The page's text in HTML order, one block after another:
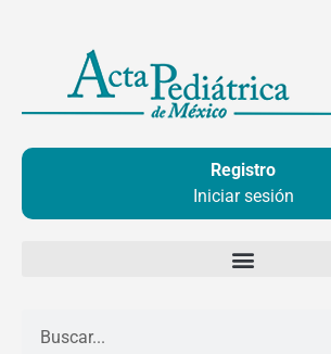
contenido
Registro
Iniciar sesión